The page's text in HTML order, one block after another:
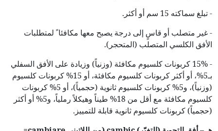
- تبلغ سماكته 15 سم أو أكثر.
- غير متصلب أو قاسٍ إلى درجة يصبح معها مكافئا ً لمتطلبات
الأفق الكلسي المتصلب (المتحجر).
- 15% كربونات كلسيوم مكافئة (وزنياً) وزيادة على الأفق السفلي
بـ5%، أو أكثر كربونات كلسيوم مكافئة، أو 15% كربونات كلسيوم
(وزنياً)، و5% كربونات كلسيوم ثانوية (حجمياً)، أو 5% كربونات
كلسيوم مكافئة مع أقل من 18% طيناً وهيكلاً رملياً، و5% أو أكثر
(حجمياً) كربونات كلسيوم ثانوية قابلة للتمييز.